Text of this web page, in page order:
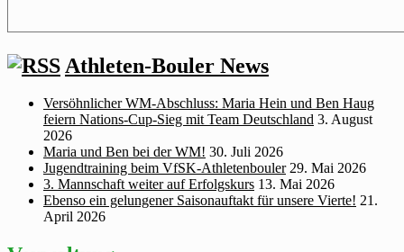
Athleten-Bouler News
Versöhnlicher WM‑Abschluss: Maria Hein und Ben Haug
feiern Nations‑Cup‑Sieg mit Team Deutschland 3. August
2026
Maria und Ben bei der WM! 30. Juli 2026
Jugendtraining beim VfSK-Athletenbouler 29. Mai 2026
3. Mannschaft weiter auf Erfolgskurs 13. Mai 2026
Ebenso ein gelungener Saisonauftakt für unsere Vierte! 21.
April 2026